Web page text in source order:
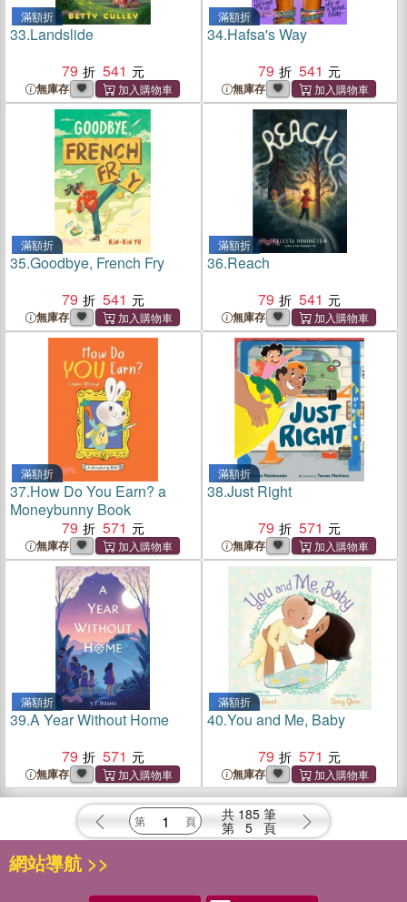
滿額折
33.Landslide
79
541
無庫存
滿額折
34.Hafsa's Way
79
541
無庫存
滿額折
35.Goodbye, French Fry
79
541
無庫存
滿額折
36.Reach
79
541
無庫存
滿額折
37.How Do You Earn? a
Moneybunny Book
79
571
無庫存
滿額折
38.Just Right
79
571
無庫存
滿額折
39.A Year Without Home
79
571
無庫存
滿額折
40.You and Me, Baby
79
571
無庫存
共 185 筆
第 5 頁
網站導航 >>